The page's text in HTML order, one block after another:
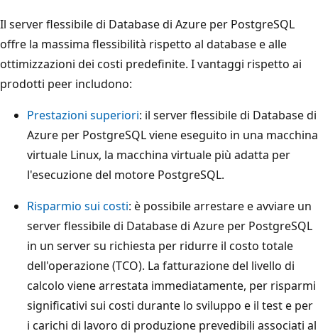
Il server flessibile di Database di Azure per PostgreSQL
offre la massima flessibilità rispetto al database e alle
ottimizzazioni dei costi predefinite. I vantaggi rispetto ai
prodotti peer includono:
Prestazioni superiori: il server flessibile di Database di
Azure per PostgreSQL viene eseguito in una macchina
virtuale Linux, la macchina virtuale più adatta per
l'esecuzione del motore PostgreSQL.
Risparmio sui costi: è possibile arrestare e avviare un
server flessibile di Database di Azure per PostgreSQL
in un server su richiesta per ridurre il costo totale
dell'operazione (TCO). La fatturazione del livello di
calcolo viene arrestata immediatamente, per risparmi
significativi sui costi durante lo sviluppo e il test e per
i carichi di lavoro di produzione prevedibili associati al